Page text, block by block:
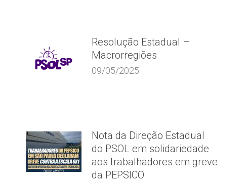
Resolução Estadual –
Macrorregiões
09/05/2025
Nota da Direção Estadual
do PSOL em solidariedade
aos trabalhadores em greve
da PEPSICO.